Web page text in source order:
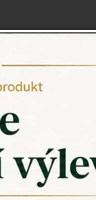
Venkovský domov